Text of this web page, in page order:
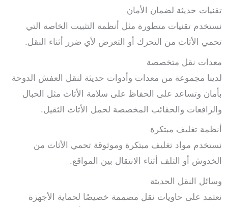
تقنيات حديثة لضمان الأمان
نستخدم تقنيات متطورة مثل أنظمة التثبيت الخاصة التي
تحمي الأثاث من التحرك أو التعرض لأي ضرر أثناء النقل.
معدات نقل متخصصة
لدينا مجموعة من معدات وأدوات حديثة لنقل العفش الدوحة
بأمان وتساعد على الحفاظ على سلامة الأثاث مثل الحبال
والرافعات والحقائب المخصصة لحمل الأثاث الثقيل.
أنظمة تغليف مبتكرة
نستخدم مواد تغليف مبتكرة وموثوقة تحمي الأثاث من
الخدوش أو التلف أثناء الانتقال بين المواقع.
وسائل النقل الحديثة
نعتمد على حاويات نقل مصممة خصيصًا لحماية الأجهزة